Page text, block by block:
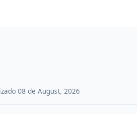
08 de August, 2026